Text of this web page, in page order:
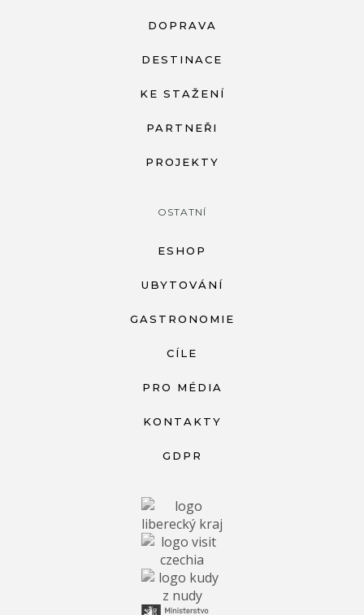
DOPRAVA
DESTINACE
KE STAŽENÍ
PARTNEŘI
PROJEKTY
OSTATNÍ
ESHOP
UBYTOVÁNÍ
GASTRONOMIE
CÍLE
PRO MÉDIA
KONTAKTY
GDPR